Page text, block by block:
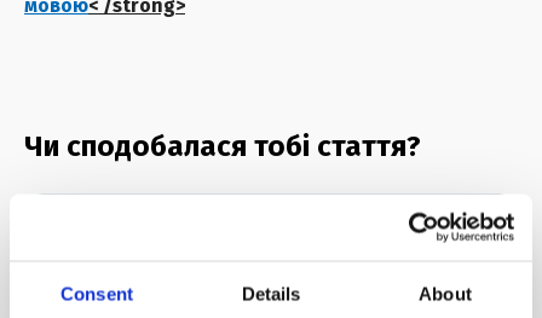
Consent Details About
мовою< /strong>
Чи сподобалася тобі стаття?